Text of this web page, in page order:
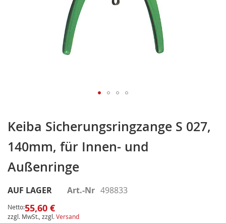
Keiba Sicherungsringzange S 027,
140mm, für Innen- und
Außenringe
AUF LAGER Art.-Nr 498833
Netto:55,60 €
zzgl. MwSt., zzgl.Versand
Anfang
der
Bildergalerie